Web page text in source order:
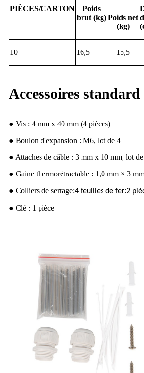
PIÈCES/CARTON
Poids
brut (kg) Poids net
(kg)
10 16,5 15,5
Accessoires standard
● Vis : 4 mm x 40 mm (4 pièces)
● Boulon d'expansion : M6, lot de 4
● Attaches de câble : 3 mm x 10 mm, lot
● Gaine thermorétractable : 1,0 mm × 3
● Colliers de serrage:4 feuilles de fer:2
● Clé : 1 pièce